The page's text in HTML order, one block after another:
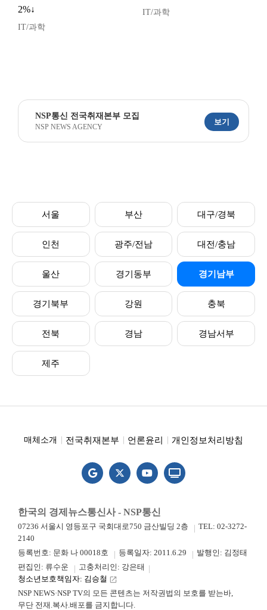
2%↓
IT/과학
IT/과학
NSP통신 전국취재본부 모집
NSP NEWS AGENCY
보기
서울 부산 대구/경북
인천 광주/전남 대전/충남
울산 경기동부 경기남부
경기북부 강원 충북
전북 경남 경남서부
제주
매체소개 전국취재본부 언론윤리 개인정보처리방침
한국의 경제뉴스통신사 - NSP통신
07236 서울시 영등포구 국회대로750 금산빌딩 2층
TEL: 02-3272-
2140
등록번호: 문화 나 00018호
등록일자: 2011.6.29
발행인: 김정태
편집인: 류수운
고충처리인: 강은태
청소년보호책임자: 김승철 launch
NSP NEWS·NSP TV의 모든 콘텐츠는 저작권법의 보호를 받는바,
무단 전재.복사.배포를 금지합니다.